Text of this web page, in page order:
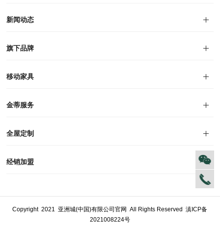
集团介绍
企业文化
人才招聘
商学院
VR全景展厅
董事长介绍
新闻动态
对外公告
家居资讯
旗下品牌
品牌文化
荣誉资质
产品专利
电子画册
移动家具
迪尚
西瑞
洛斯
里奥
洛卡
美舍
新古典
纯美
金蒂服务
售后服务
防伪识别
投诉建议
全屋定制
风格定制
空间定制
户型案例
材质展示
预约量尺
经销加盟
Copyright 2021 亚洲城(中国)有限公司官网 All Rights Reserved滇ICP备
2021008224号